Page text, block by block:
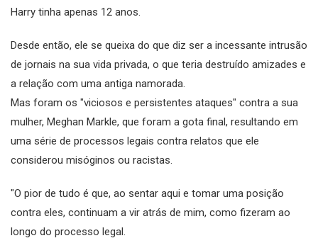
Harry tinha apenas 12 anos.
Desde então, ele se queixa do que diz ser a incessante intrusão
de jornais na sua vida privada, o que teria destruído amizades e
a relação com uma antiga namorada.
Mas foram os "viciosos e persistentes ataques" contra a sua
mulher, Meghan Markle, que foram a gota final, resultando em
uma série de processos legais contra relatos que ele
considerou misóginos ou racistas.
"O pior de tudo é que, ao sentar aqui e tomar uma posição
contra eles, continuam a vir atrás de mim, como fizeram ao
longo do processo legal.